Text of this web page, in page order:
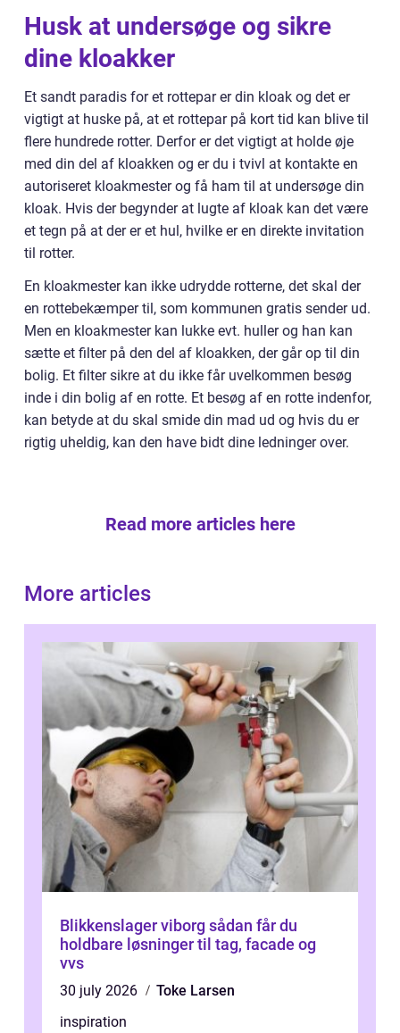
Husk at undersøge og sikre
dine kloakker
Et sandt paradis for et rottepar er din kloak og det er
vigtigt at huske på, at et rottepar på kort tid kan blive til
flere hundrede rotter. Derfor er det vigtigt at holde øje
med din del af kloakken og er du i tvivl at kontakte en
autoriseret kloakmester og få ham til at undersøge din
kloak. Hvis der begynder at lugte af kloak kan det være
et tegn på at der er et hul, hvilke er en direkte invitation
til rotter.
En kloakmester kan ikke udrydde rotterne, det skal der
en rottebekæmper til, som kommunen gratis sender ud.
Men en kloakmester kan lukke evt. huller og han kan
sætte et filter på den del af kloakken, der går op til din
bolig. Et filter sikre at du ikke får uvelkommen besøg
inde i din bolig af en rotte. Et besøg af en rotte indenfor,
kan betyde at du skal smide din mad ud og hvis du er
rigtig uheldig, kan den have bidt dine ledninger over.
Read more articles here
More articles
Blikkenslager viborg sådan får du
holdbare løsninger til tag, facade og
vvs
30 july 2026
Toke Larsen
inspiration